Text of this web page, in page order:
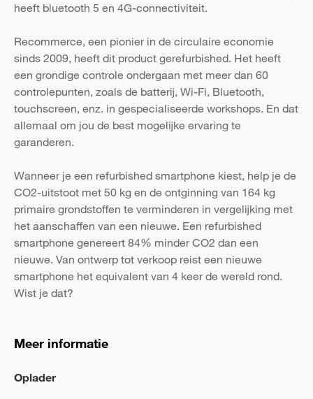
heeft bluetooth 5 en 4G-connectiviteit.
Recommerce, een pionier in de circulaire economie
sinds 2009, heeft dit product gerefurbished. Het heeft
een grondige controle ondergaan met meer dan 60
controlepunten, zoals de batterij, Wi-Fi, Bluetooth,
touchscreen, enz. in gespecialiseerde workshops. En dat
allemaal om jou de best mogelijke ervaring te
garanderen.
Wanneer je een refurbished smartphone kiest, help je de
CO2-uitstoot met 50 kg en de ontginning van 164 kg
primaire grondstoffen te verminderen in vergelijking met
het aanschaffen van een nieuwe. Een refurbished
smartphone genereert 84% minder CO2 dan een
nieuwe. Van ontwerp tot verkoop reist een nieuwe
smartphone het equivalent van 4 keer de wereld rond.
Wist je dat?
Meer informatie
Oplader